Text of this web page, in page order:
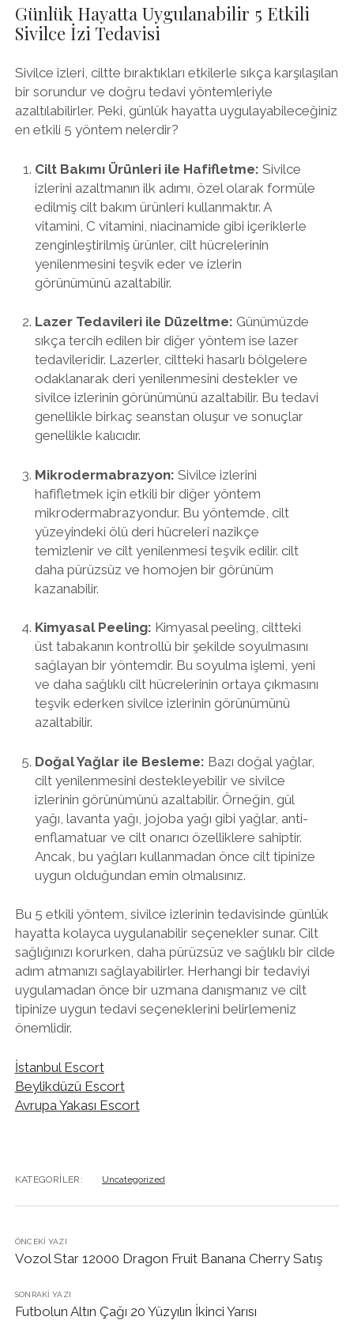
Günlük Hayatta Uygulanabilir 5 Etkili
Sivilce İzi Tedavisi
Sivilce izleri, ciltte bıraktıkları etkilerle sıkça karşılaşılan
bir sorundur ve doğru tedavi yöntemleriyle
azaltılabilirler. Peki, günlük hayatta uygulayabileceğiniz
en etkili 5 yöntem nelerdir?
Cilt Bakımı Ürünleri ile Hafifletme: Sivilce
izlerini azaltmanın ilk adımı, özel olarak formüle
edilmiş cilt bakım ürünleri kullanmaktır. A
vitamini, C vitamini, niacinamide gibi içeriklerle
zenginleştirilmiş ürünler, cilt hücrelerinin
yenilenmesini teşvik eder ve izlerin
görünümünü azaltabilir.
Lazer Tedavileri ile Düzeltme: Günümüzde
sıkça tercih edilen bir diğer yöntem ise lazer
tedavileridir. Lazerler, ciltteki hasarlı bölgelere
odaklanarak deri yenilenmesini destekler ve
sivilce izlerinin görünümünü azaltabilir. Bu tedavi
genellikle birkaç seanstan oluşur ve sonuçlar
genellikle kalıcıdır.
Mikrodermabrazyon: Sivilce izlerini
hafifletmek için etkili bir diğer yöntem
mikrodermabrazyondur. Bu yöntemde, cilt
yüzeyindeki ölü deri hücreleri nazikçe
temizlenir ve cilt yenilenmesi teşvik edilir. cilt
daha pürüzsüz ve homojen bir görünüm
kazanabilir.
Kimyasal Peeling: Kimyasal peeling, ciltteki
üst tabakanın kontrollü bir şekilde soyulmasını
sağlayan bir yöntemdir. Bu soyulma işlemi, yeni
ve daha sağlıklı cilt hücrelerinin ortaya çıkmasını
teşvik ederken sivilce izlerinin görünümünü
azaltabilir.
Doğal Yağlar ile Besleme: Bazı doğal yağlar,
cilt yenilenmesini destekleyebilir ve sivilce
izlerinin görünümünü azaltabilir. Örneğin, gül
yağı, lavanta yağı, jojoba yağı gibi yağlar, anti-
enflamatuar ve cilt onarıcı özelliklere sahiptir.
Ancak, bu yağları kullanmadan önce cilt tipinize
uygun olduğundan emin olmalısınız.
Bu 5 etkili yöntem, sivilce izlerinin tedavisinde günlük
hayatta kolayca uygulanabilir seçenekler sunar. Cilt
sağlığınızı korurken, daha pürüzsüz ve sağlıklı bir cilde
adım atmanızı sağlayabilirler. Herhangi bir tedaviyi
uygulamadan önce bir uzmana danışmanız ve cilt
tipinize uygun tedavi seçeneklerini belirlemeniz
önemlidir.
İstanbul Escort
Beylikdüzü Escort
Avrupa Yakası Escort
KATEGORILER: Uncategorized
ÖNCEKI YAZI
Vozol Star 12000 Dragon Fruit Banana Cherry Satış
SONRAKI YAZI
Futbolun Altın Çağı 20 Yüzyılın İkinci Yarısı